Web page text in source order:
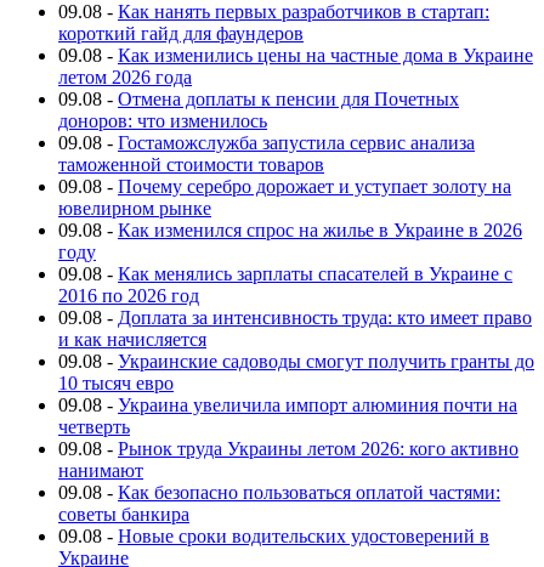
09.08 - Как нанять первых разработчиков в стартап:
короткий гайд для фаундеров
09.08 - Как изменились цены на частные дома в Украине
летом 2026 года
09.08 - Отмена доплаты к пенсии для Почетных
доноров: что изменилось
09.08 - Гостаможслужба запустила сервис анализа
таможенной стоимости товаров
09.08 - Почему серебро дорожает и уступает золоту на
ювелирном рынке
09.08 - Как изменился спрос на жилье в Украине в 2026
году
09.08 - Как менялись зарплаты спасателей в Украине с
2016 по 2026 год
09.08 - Доплата за интенсивность труда: кто имеет право
и как начисляется
09.08 - Украинские садоводы смогут получить гранты до
10 тысяч евро
09.08 - Украина увеличила импорт алюминия почти на
четверть
09.08 - Рынок труда Украины летом 2026: кого активно
нанимают
09.08 - Как безопасно пользоваться оплатой частями:
советы банкира
09.08 - Новые сроки водительских удостоверений в
Украине